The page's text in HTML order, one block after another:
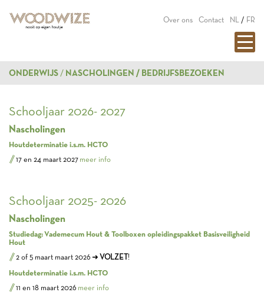
Over ons Contact NL / FR
ONDERWIJS NASCHOLINGEN / BEDRIJFSBEZOEKEN
Schooljaar 2026- 2027
Nascholingen
Houtdeterminatie i.s.m. HCTO
17 en 24 maart 2027 meer info
Schooljaar 2025- 2026
Nascholingen
Studiedag: Vademecum Hout & Toolboxen opleidingspakket Basisveiligheid
Hout
2 of 5 maart maart 2026 ➜ VOLZET!
Houtdeterminatie i.s.m. HCTO
11 en 18 maart 2026 meer info